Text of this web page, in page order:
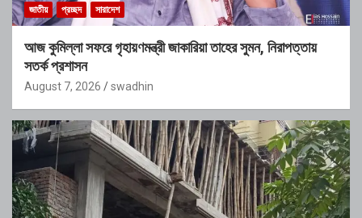
জাতীয় প্রচ্ছদ সারাদেশ
আজ কুমিল্লা সফরে গৃহায়ণমন্ত্রী জাকারিয়া তাহের সুমন, নিরাপত্তায়
সতর্ক প্রশাসন
August 7, 2026 swadhin